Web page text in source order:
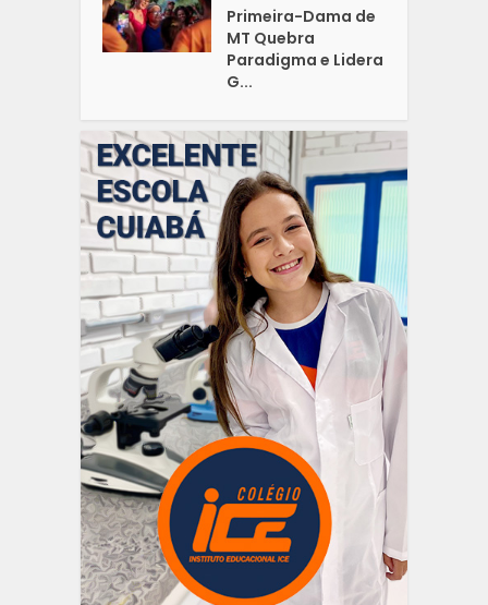
Primeira-Dama de
MT Quebra
Paradigma e Lidera
G...